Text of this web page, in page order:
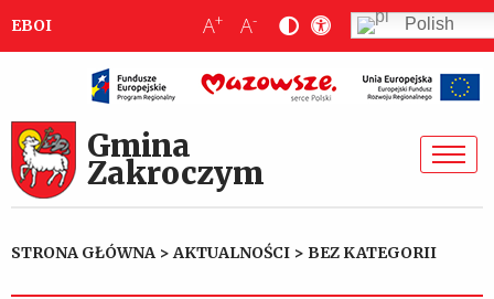
EBOI A+ A- Polish
Gmina
Zakroczym
STRONA GŁÓWNA >AKTUALNOŚCI > BEZ KATEGORII